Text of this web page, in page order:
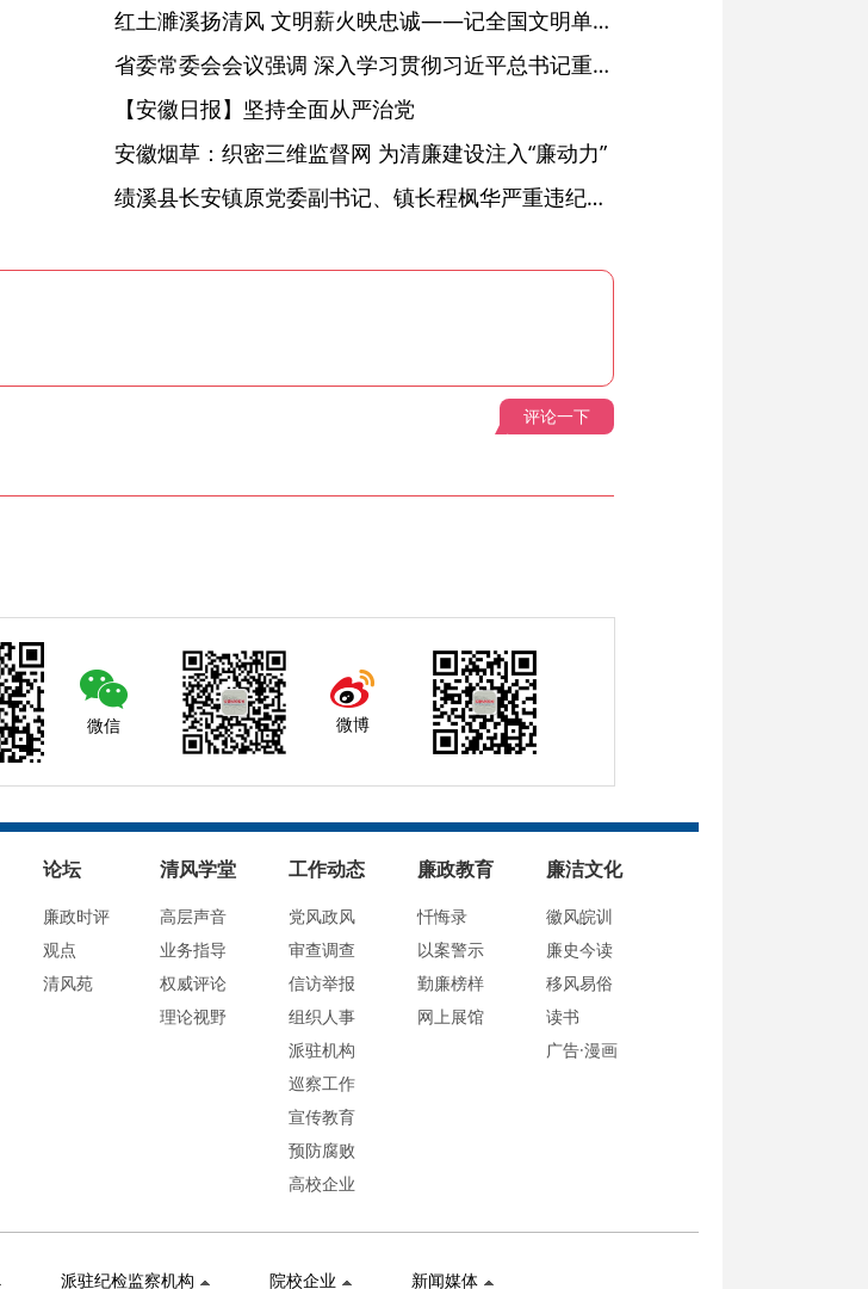
红土濉溪扬清风 文明薪火映忠诚——记全国文明单位、安徽省濉溪县纪委监委
省委常委会会议强调 深入学习贯彻习近平总书记重要讲话精神 以高质量党建引领高质量发展 梁言顺主持并讲话
【安徽日报】坚持全面从严治党
安徽烟草：织密三维监督网 为清廉建设注入“廉动力”
绩溪县长安镇原党委副书记、镇长程枫华严重违纪违法被开除党籍和公职
评论一下
微信 微博
论坛
廉政时评
观点
清风苑
清风学堂
高层声音
业务指导
权威评论
理论视野
工作动态
党风政风
审查调查
信访举报
组织人事
派驻机构
巡察工作
宣传教育
预防腐败
高校企业
廉政教育
忏悔录
以案警示
勤廉榜样
网上展馆
廉洁文化
徽风皖训
廉史今读
移风易俗
读书
广告·漫画
派驻纪检监察机构 院校企业 新闻媒体